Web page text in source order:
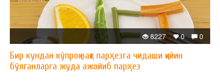
0
0
8227
Бир кундан кўпроқ вақт парҳезга чидаши қийин
бўлганларга жуда ажойиб парҳез